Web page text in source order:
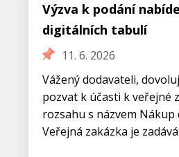
Výzva k podání
digitálních tabulí
11. 6. 2026
Vážený dodavateli,
pozvat k účasti k veřejné
rozsahu s názvem
Veřejná zakázka je